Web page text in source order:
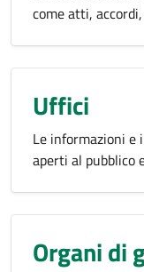
come atti,
Uffici
Le informazioni
aperti al pubblico
Organi di